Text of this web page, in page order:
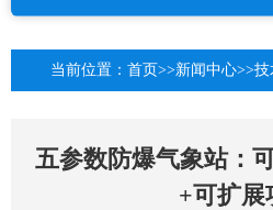
当前位置： 首页>>新闻中心>>技
五参数防爆气象站：
+可扩展